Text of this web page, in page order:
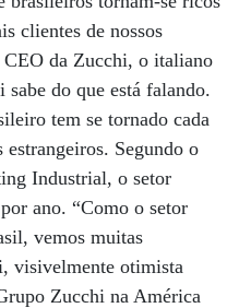
clientes de nossos
da Zucchi, o italiano
do que está falando.
tem se tornado cada
estrangeiros. Segundo o
Industrial, o setor
ano. “Como o setor
vemos muitas
visivelmente otimista
Zucchi na América